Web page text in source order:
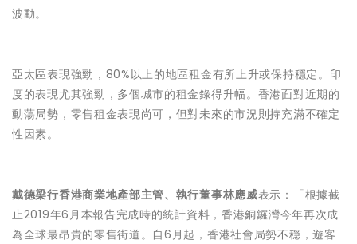
波動。
亞太區表現強勁，80%以上的地區租金有所上升或保持穩定。印
度的表現尤其強勁，多個城市的租金錄得升幅。香港面對近期的
動蕩局勢，零售租金表現尚可，但對未來的市況則持充滿不確定
性因素。
戴德梁行香港商業地產部主管、執行董事林應威表示：「根據截
止2019年6月本報告完成時的統計資料，香港銅鑼灣今年再次成
為全球最昂貴的零售街道。自6月起，香港社會局勢不穏，遊客